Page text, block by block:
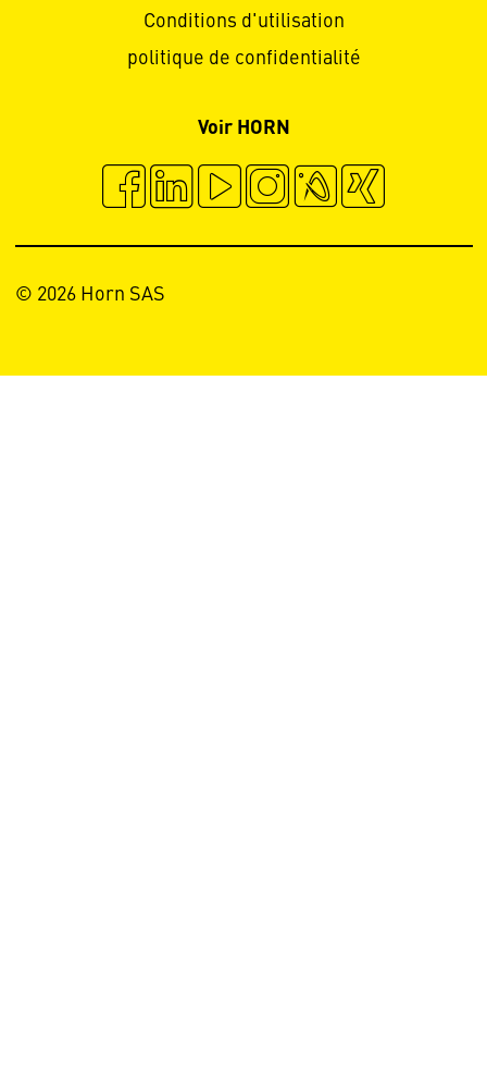
Conditions d'utilisation
politique de confidentialité
Voir HORN
© 2026 Horn SAS